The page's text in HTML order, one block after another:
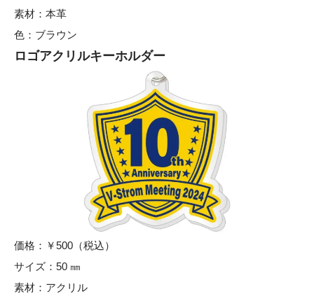
素材：本革
色：ブラウン
ロゴアクリルキーホルダー
価格：￥500（税込）
サイズ：50 ㎜
素材：アクリル